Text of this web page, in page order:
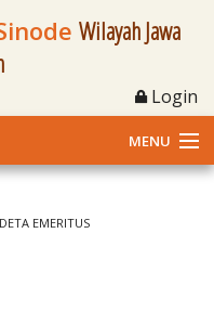
Wilayah Jawa
Login
MENU
EMERITUS